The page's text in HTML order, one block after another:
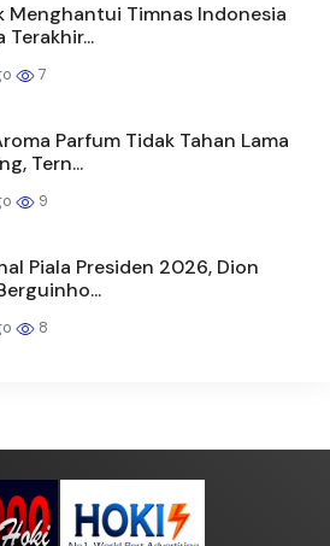
Menghantui Timnas Indonesia
Terakhir...
7
Parfum Tidak Tahan Lama
Tern...
9
Piala Presiden 2026, Dion
8